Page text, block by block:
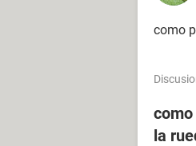
como
la